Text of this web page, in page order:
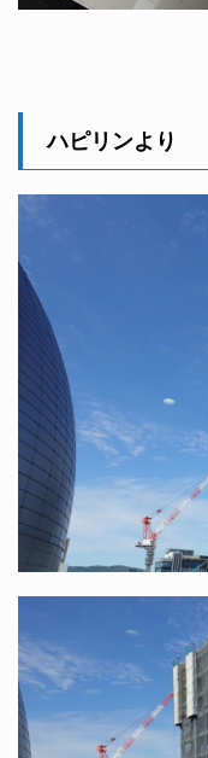
ハピリンより